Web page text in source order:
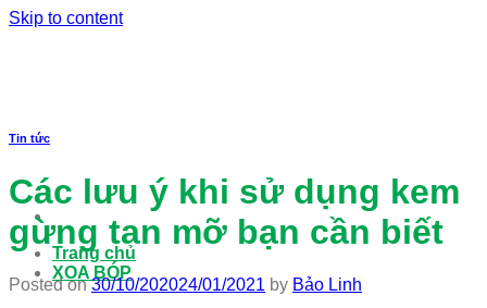
Skip to content
Trang chủ
XOA BÓP
Tin tức
Các lưu ý khi sử dụng kem
gừng tan mỡ bạn cần biết
Posted on30/10/202024/01/2021 by Bảo Linh